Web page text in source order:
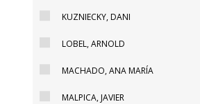
KUZNIECKY, DANI
LOBEL, ARNOLD
MACHADO, ANA MARÍA
MALPICA, JAVIER